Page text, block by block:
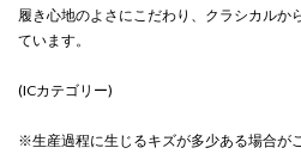
履き心地のよさにこだわり、クラシカルか
ています。
(ICカテゴリー)
※生産過程に生じるキズが多少ある場合が